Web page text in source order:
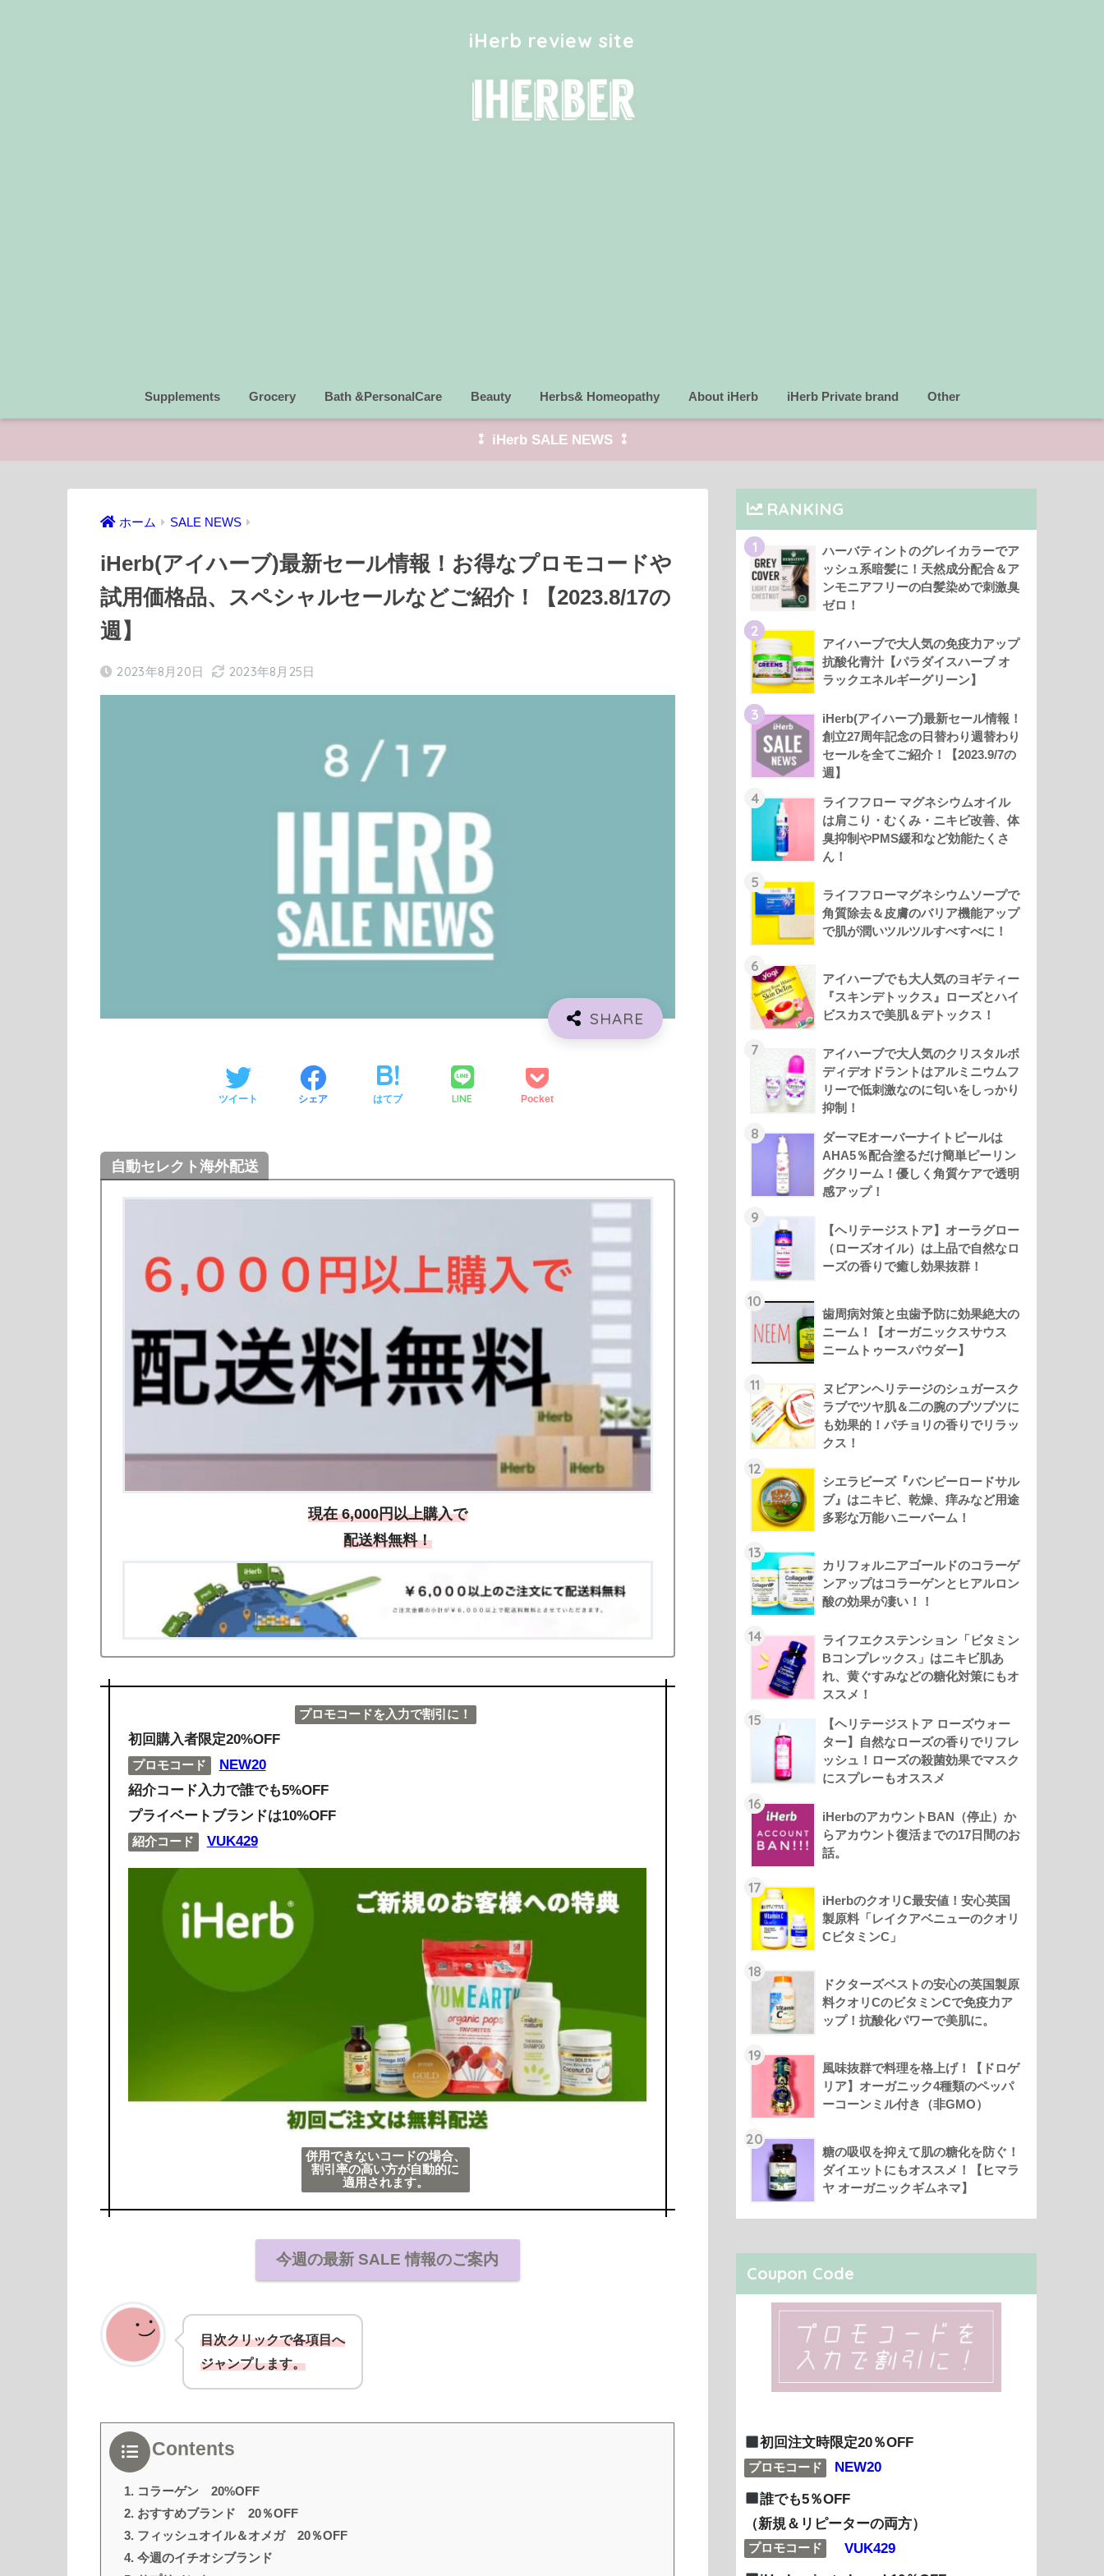
iHerb review site
Supplements Grocery Bath &PersonalCare Beauty Herbs& Homeopathy About iHerb iHerb Private brand Other
⁑ iHerb SALE NEWS ⁑
ホーム SALE NEWS
iHerb(アイハーブ)最新セール情報！お得なプロモコードや
試用価格品、スペシャルセールなどご紹介！【2023.8/17の
週】
2023年8月20日 2023年8月25日
ツイート シェア はてブ LINE Pocket
自動セレクト海外配送
現在 6,000円以上購入で
配送料無料！
プロモコードを入力で割引に！
初回購入者限定20%OFF
プロモコード
NEW20
紹介コード入力で誰でも5%OFF
プライベートブランドは10%OFF
紹介コード VUK429
併用できないコードの場合、
割引率の高い方が自動的に
適用されます。
今週の最新 SALE 情報のご案内
目次クリックで各項目へ
ジャンプします。
Contents
1. コラーゲン 20%OFF
2. おすすめブランド 20％OFF
3. フィッシュオイル＆オメガ 20％OFF
4. 今週のイチオシブランド
RANKING
1
ハーバティントのグレイカラーでア
ッシュ系暗髪に！天然成分配合＆ア
ンモニアフリーの白髪染めで刺激臭
ゼロ！
2
アイハーブで大人気の免疫力アップ
抗酸化青汁【パラダイスハーブ オ
ラックエネルギーグリーン】
3
iHerb(アイハーブ)最新セール情報！
創立27周年記念の日替わり週替わり
セールを全てご紹介！【2023.9/7の
週】
4
ライフフロー マグネシウムオイル
は肩こり・むくみ・ニキビ改善、体
臭抑制やPMS緩和など効能たくさ
ん！
5
ライフフローマグネシウムソープで
角質除去＆皮膚のバリア機能アップ
で肌が潤いツルツルすべすべに！
6
アイハーブでも大人気のヨギティー
『スキンデトックス』ローズとハイ
ビスカスで美肌＆デトックス！
7
アイハーブで大人気のクリスタルボ
ディデオドラントはアルミニウムフ
リーで低刺激なのに匂いをしっかり
抑制！
8
ダーマEオーバーナイトピールは
AHA5％配合塗るだけ簡単ピーリン
グクリーム！優しく角質ケアで透明
感アップ！
9
【ヘリテージストア】オーラグロー
（ローズオイル）は上品で自然なロ
ーズの香りで癒し効果抜群！
10
歯周病対策と虫歯予防に効果絶大の
ニーム！【オーガニックスサウス
ニームトゥースパウダー】
11
ヌビアンヘリテージのシュガースク
ラブでツヤ肌＆二の腕のブツブツに
も効果的！パチョリの香りでリラッ
クス！
12
シエラビーズ『バンピーロードサル
ブ』はニキビ、乾燥、痒みなど用途
多彩な万能ハニーバーム！
13
カリフォルニアゴールドのコラーゲ
ンアップはコラーゲンとヒアルロン
酸の効果が凄い！！
14
ライフエクステンション「ビタミン
Bコンプレックス」はニキビ肌あ
れ、黄ぐすみなどの糖化対策にもオ
ススメ！
15
【ヘリテージストア ローズウォー
ター】自然なローズの香りでリフレ
ッシュ！ローズの殺菌効果でマスク
にスプレーもオススメ
16
iHerbのアカウントBAN（停止）か
らアカウント復活までの17日間のお
話。
17
iHerbのクオリC最安値！安心英国
製原料「レイクアベニューのクオリ
CビタミンC」
18
ドクターズベストの安心の英国製原
料クオリCのビタミンCで免疫力ア
ップ！抗酸化パワーで美肌に。
19
風味抜群で料理を格上げ！【ドロゲ
リア】オーガニック4種類のペッパ
ーコーンミル付き（非GMO）
20
糖の吸収を抑えて肌の糖化を防ぐ！
ダイエットにもオススメ！【ヒマラ
ヤ オーガニックギムネマ】
Coupon Code
初回注文時限定20％OFF
プロモコード NEW20
誰でも5％OFF
（新規＆リピーターの両方）
プロモコード VUK429